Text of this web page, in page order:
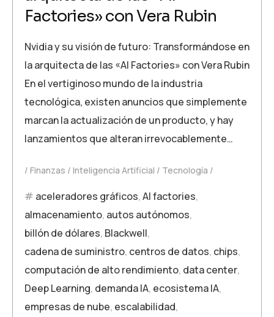
Factories» con Vera Rubin
Nvidia y su visión de futuro: Transformándose en
la arquitecta de las «AI Factories» con Vera Rubin
En el vertiginoso mundo de la industria
tecnológica, existen anuncios que simplemente
marcan la actualización de un producto, y hay
lanzamientos que alteran irrevocablemente…
Finanzas Inteligencia Artificial Tecnología
aceleradores gráficos,AI factories,
almacenamiento, autos autónomos,
billón de dólares, Blackwell,
cadena de suministro, centros de datos, chips,
computación de alto rendimiento, data center,
Deep Learning, demanda IA, ecosistema IA,
empresas de nube, escalabilidad,